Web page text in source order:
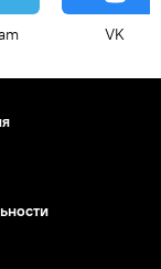
VK